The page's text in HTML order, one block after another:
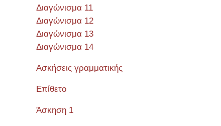
Διαγώνισμα 11
Διαγώνισμα 12
Διαγώνισμα 13
Διαγώνισμα 14
Ασκήσεις γραμματικής
Επίθετο
Άσκηση 1